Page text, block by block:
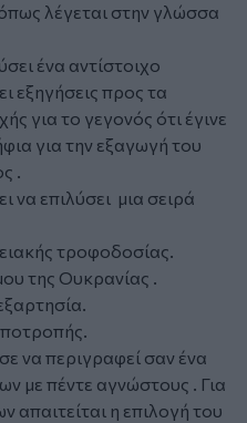
λέγεται στην γλώσσα
ένα αντίστοιχο
εξηγήσεις προς τα
για το γεγονός ότι έγινε
για την εξαγωγή του
.
να επιλύσει μια σειρά
τροφοδοσίας.
της Ουκρανίας .
να περιγραφεί σαν ένα
με πέντε αγνώστους . Για
απαιτείται η επιλογή του